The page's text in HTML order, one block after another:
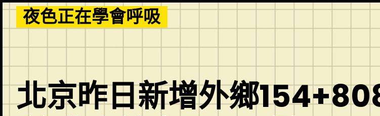
Skip
to
content
夜色正在學會呼吸
北京昨日新增外鄉